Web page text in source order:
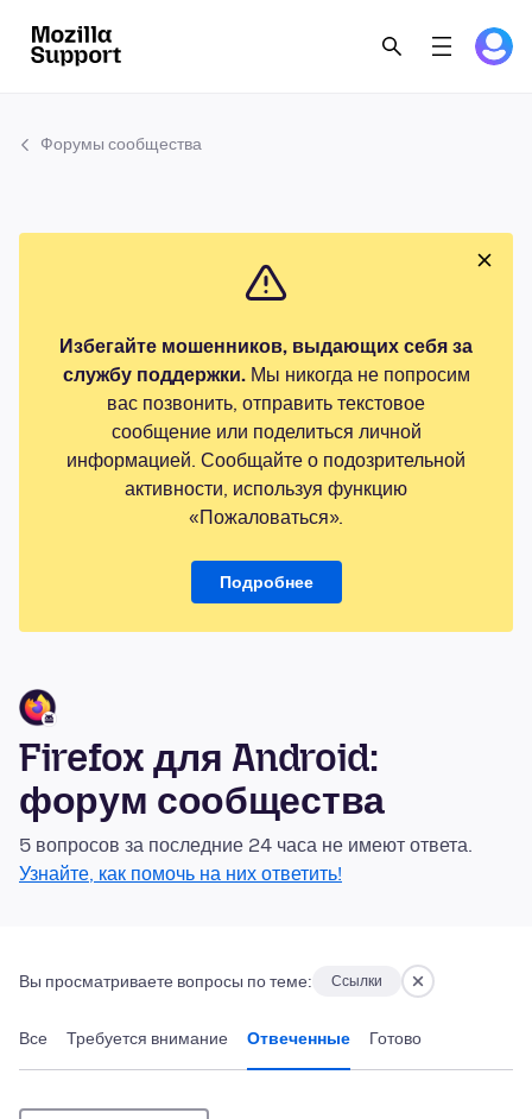
Форумы сообщества
Избегайте мошенников, выдающих себя за
службу поддержки.Мы никогда не попросим
вас позвонить, отправить текстовое
сообщение или поделиться личной
информацией. Сообщайте о подозрительной
активности, используя функцию
«Пожаловаться».
Подробнее
Firefox для Android:
форум сообщества
5 вопросов за последние 24 часа не имеют ответа.
Узнайте, как помочь на них ответить!
Вы просматриваете вопросы по теме: Ссылки
Все Требуется внимание Отвеченные Готово